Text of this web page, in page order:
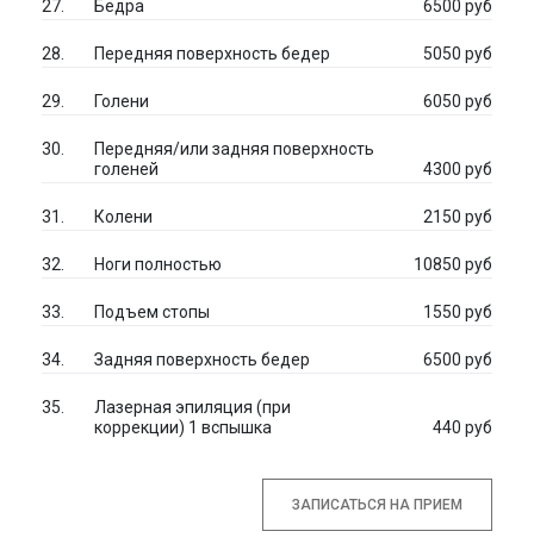
Бедра 6500 руб
Передняя поверхность бедер 5050 руб
Голени 6050 руб
Передняя/или задняя поверхность
голеней
4300 руб
Колени 2150 руб
Ноги полностью 10850 руб
Подъем стопы 1550 руб
Задняя поверхность бедер 6500 руб
Лазерная эпиляция (при
коррекции) 1 вспышка
440 руб
ЗАПИСАТЬСЯ НА ПРИЕМ